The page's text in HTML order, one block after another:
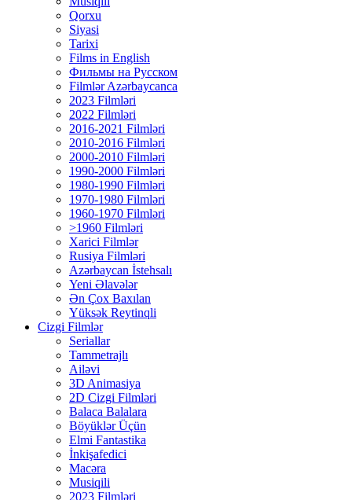
Qorxu
Siyasi
Tarixi
Films in English
Фильмы на Русском
Filmlər Azərbaycanca
2023 Filmləri
2022 Filmləri
2016-2021 Filmləri
2010-2016 Filmləri
2000-2010 Filmləri
1990-2000 Filmləri
1980-1990 Filmləri
1970-1980 Filmləri
1960-1970 Filmləri
>1960 Filmləri
Xarici Filmlər
Rusiya Filmləri
Azərbaycan İstehsalı
Yeni Əlavələr
Ən Çox Baxılan
Yüksək Reytinqli
Cizgi Filmlər
Seriallar
Tammetrajlı
Ailəvi
3D Animasiya
2D Cizgi Filmləri
Balaca Balalara
Böyüklər Üçün
Elmi Fantastika
İnkişafedici
Macəra
Musiqili
2023 Filmləri